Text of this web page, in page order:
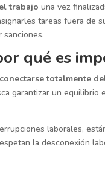
trabajo una vez
tareas fuera de
qué es
totalmente
garantizar un
laborales,
la desconexión